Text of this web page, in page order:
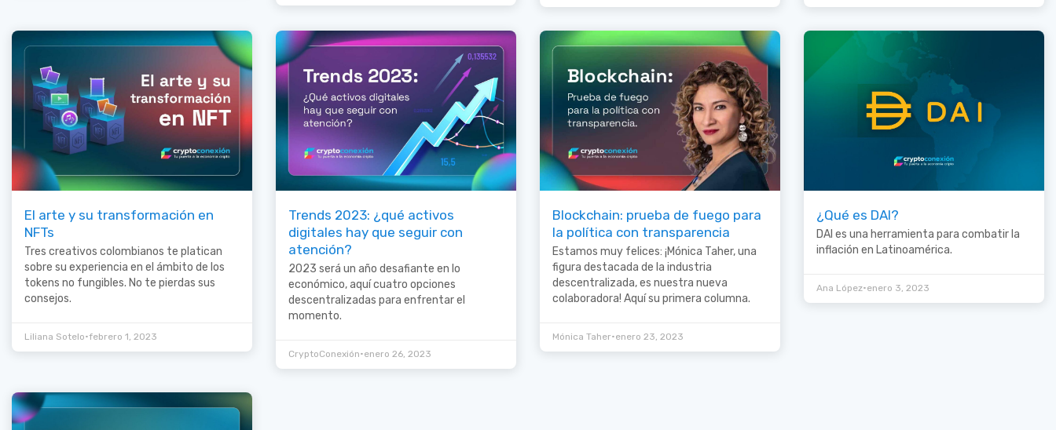
El arte y su transformación en
NFTs
Tres creativos colombianos te platican
sobre su experiencia en el ámbito de los
tokens no fungibles. No te pierdas sus
consejos.
Liliana Sotelo•febrero 1, 2023
Trends 2023: ¿qué activos
digitales hay que seguir con
atención?
2023 será un año desafiante en lo
económico, aquí cuatro opciones
descentralizadas para enfrentar el
momento.
CryptoConexión•enero 26, 2023
Blockchain: prueba de fuego para
la política con transparencia
Estamos muy felices: ¡Mónica Taher, una
figura destacada de la industria
descentralizada, es nuestra nueva
colaboradora! Aquí su primera columna.
Mónica Taher•enero 23, 2023
¿Qué es DAI?
DAI es una herramienta para combatir la
inflación en Latinoamérica.
Ana López•enero 3, 2023